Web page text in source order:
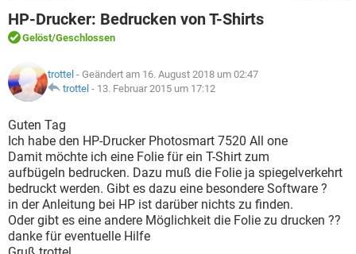
WHATSAPP TIKTOK
FACEBOOK
WINDOWS 10
FACEBOOK HARDWARE
SPIELE STREAMING
ANDROID
WINDOWS 10 INSTAGRAM
WHATSAPP
FACEBOOK
FORUM
ANDROID IOS
WHATSAPP TIKTOK
FACEBOOK HARDWARE
LEXIKON
SPIELE
ANDROID
WINDOWS 10 INSTAGRAM
WHATSAPP TIKTOK
FACEBOOK HARDWARE
HP-Drucker: Bedrucken von T-Shirts
Gelöst/Geschlossen
trottel - Geändert am 16. August 2018 um 02:47
trottel - 13. Februar 2015 um 17:12
Guten Tag
Ich habe den HP-Drucker Photosmart 7520 All one
Damit möchte ich eine Folie für ein T-Shirt zum
aufbügeln bedrucken. Dazu muß die Folie ja spiegelverkehrt
bedruckt werden. Gibt es dazu eine besondere Software ?
in der Anleitung bei HP ist darüber nichts zu finden.
Oder gibt es eine andere Möglichkeit die Folie zu drucken ??
danke für eventuelle Hilfe